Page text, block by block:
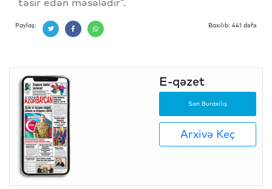
Paylaş: Baxılıb: 441 dəfə
E-qəzet
Son Buraxılış
Arxivə Keç